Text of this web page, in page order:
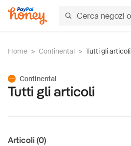
Home > Continental > Tutti gli articoli
Continental
Tutti gli articoli
Articoli (0)